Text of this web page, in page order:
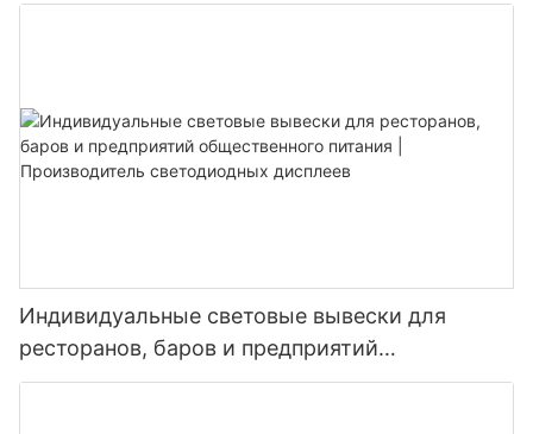
Индивидуальные световые вывески для
ресторанов, баров и предприятий
общественного питания | Производитель